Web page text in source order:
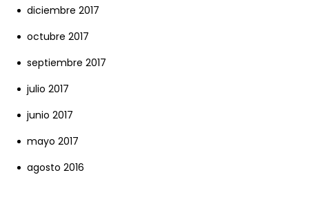
diciembre 2017
octubre 2017
septiembre 2017
julio 2017
junio 2017
mayo 2017
agosto 2016